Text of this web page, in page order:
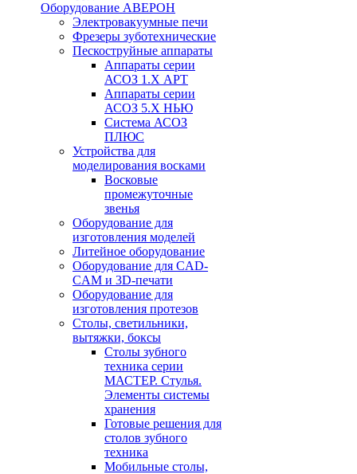
Оборудование АВЕРОН
Электровакуумные печи
Фрезеры зуботехнические
Пескоструйные аппараты
Аппараты серии
АСОЗ 1.Х АРТ
Аппараты серии
АСОЗ 5.Х НЬЮ
Система АСОЗ
ПЛЮС
Устройства для
моделирования восками
Восковые
промежуточные
звенья
Оборудование для
изготовления моделей
Литейное оборудование
Оборудование для CAD-
CAM и 3D-печати
Оборудование для
изготовления протезов
Cтолы, светильники,
вытяжки, боксы
Столы зубного
техника серии
МАСТЕР. Стулья.
Элементы системы
хранения
Готовые решения для
столов зубного
техника
Мобильные столы,